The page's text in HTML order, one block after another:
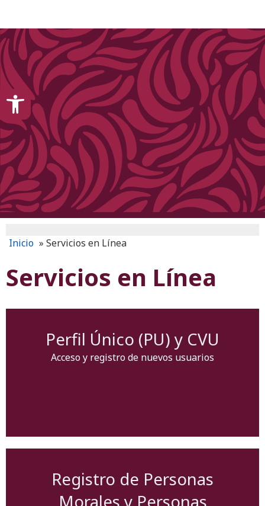
Inicio » Servicios en Línea
Servicios en Línea
Perfil Único (PU) y CVU
Acceso y registro de nuevos usuarios
Registro de Personas
Morales y Personas
Open toolbar